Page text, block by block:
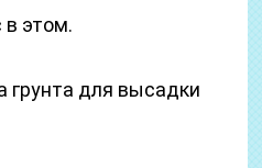
этом.
грунта для высадки